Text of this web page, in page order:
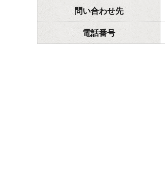
問い合わせ先
電話番号